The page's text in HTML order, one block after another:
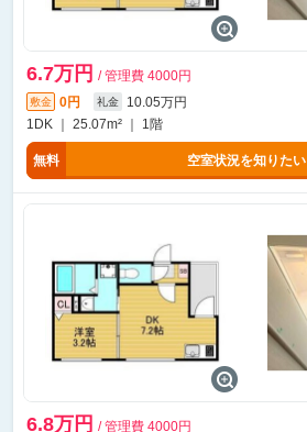
6.7万円 / 管理費 4000円
敷金 0円 礼金
10.05万円
1DK ｜ 25.07m² ｜ 1階
無料 空室状況を知りたい
6.8万円 / 管理費 4000円